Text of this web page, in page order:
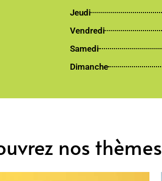
Jeudi
Vendredi
Samedi
Dimanche
nos thèmes